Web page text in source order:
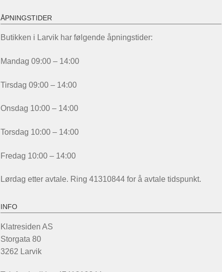
ÅPNINGSTIDER
Butikken i Larvik har følgende åpningstider:
Mandag 09:00 – 14:00
Tirsdag 09:00 – 14:00
Onsdag 10:00 – 14:00
Torsdag 10:00 – 14:00
Fredag 10:00 – 14:00
Lørdag etter avtale. Ring 41310844 for å avtale tidspunkt.
INFO
Klatresiden AS
Storgata 80
3262 Larvik